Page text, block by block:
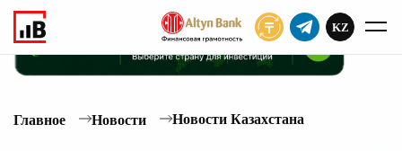
KZ
Главное Новости Новости Казахстана